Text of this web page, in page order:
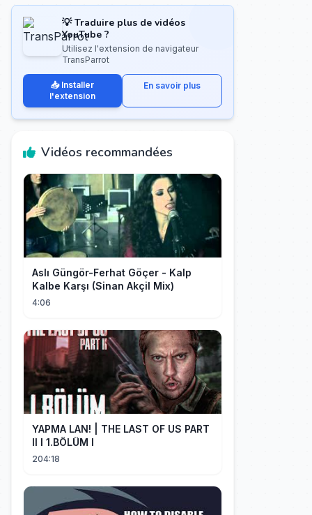
💡 Traduire plus de vidéos
YouTube ?
Utilisez l'extension de navigateur
TransParrot
📥 Installer
l'extension
En savoir plus
Vidéos recommandées
Aslı Güngör-Ferhat Göçer - Kalp
Kalbe Karşı (Sinan Akçil Mix)
4:06
YAPMA LAN! | THE LAST OF US PART
II I 1.BÖLÜM I
204:18